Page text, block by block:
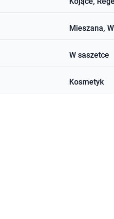
Mieszana,
W saszetce
Kosmetyk